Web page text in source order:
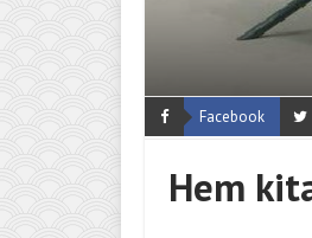
Facebook
Hem